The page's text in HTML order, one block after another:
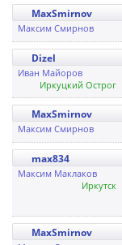
MaxSmirnov
Максим Смирнов
Dizel
Иван Майоров
Иркуцкий Острог
MaxSmirnov
Максим Смирнов
max834
Максим Маклаков
Иркутск
MaxSmirnov